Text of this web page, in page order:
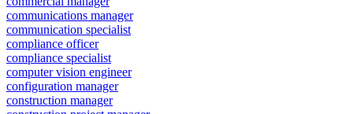
communications manager
communication specialist
compliance officer
compliance specialist
computer vision engineer
configuration manager
construction manager